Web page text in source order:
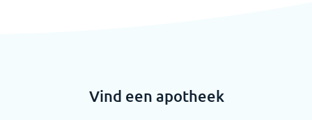
Vind een apotheek